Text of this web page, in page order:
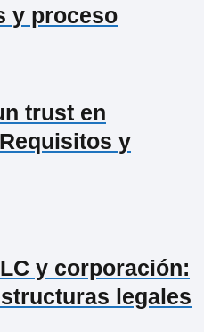
y proceso
trust en
y
y corporación:
legales